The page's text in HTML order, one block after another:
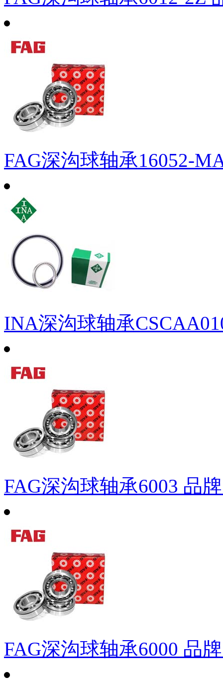
FAG深沟球轴承16052-
INA深沟球轴承
FAG深沟球轴承6003 品
FAG深沟球轴承6000 品